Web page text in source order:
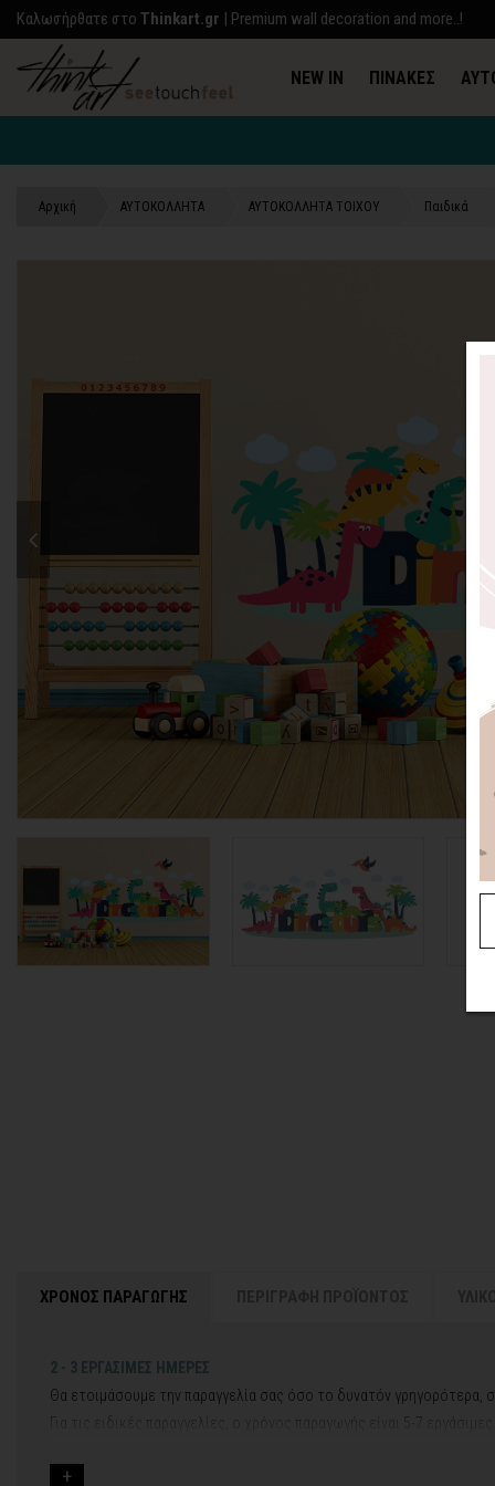
Kαλωσήρθατε στο Thinkart.gr | Premium wall decoration and more..!
NEW IN ΠΙΝΑΚΕΣ
Αρχική ΑΥΤΟΚΟΛΛΗΤΑ ΑΥΤΟΚΟΛΛΗΤΑ ΤΟΙΧΟΥ Παιδικά
ΧΡΟΝΟΣ ΠΑΡΑΓΩΓΗΣ
2 - 3 ΕΡΓΑΣΙΜΕΣ ΗΜΕΡΕΣ
Θα ετοιμάσουμε την παραγγελία σας όσο το δυνατόν γρηγορότερα,
Για τις ειδικές παραγγελίες, ο χρόνος παραγωγής είναι 5-7
Για αυτές τις περιπτώσεις - φροντίστε την παραγγελία σας νωρίτερα!